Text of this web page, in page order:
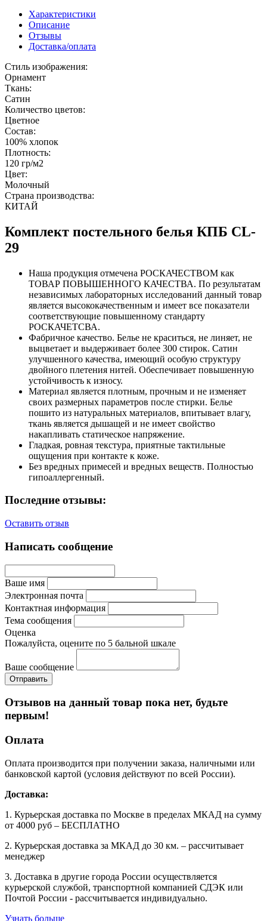
Характеристики
Описание
Отзывы
Доставка/оплата
Стиль изображения:
Орнамент
Ткань:
Сатин
Количество цветов:
Цветное
Состав:
100% хлопок
Плотность:
120 гр/м2
Цвет:
Молочный
Страна производства:
КИТАЙ
Комплект постельного белья КПБ CL-
29
Наша продукция отмечена РОСКАЧЕСТВОМ как
ТОВАР ПОВЫШЕННОГО КАЧЕСТВА. По результатам
независимых лабораторных исследований данный товар
является высококачественным и имеет все показатели
соответствующие повышенному стандарту
РОСКАЧЕТСВА.
Фабричное качество. Белье не краситься, не линяет, не
выцветает и выдерживает более 300 стирок. Сатин
улучшенного качества, имеющий особую структуру
двойного плетения нитей. Обеспечивает повышенную
устойчивость к износу.
Материал является плотным, прочным и не изменяет
своих размерных параметров после стирки. Белье
пошито из натуральных материалов, впитывает влагу,
ткань является дышащей и не имеет свойство
накапливать статическое напряжение.
Гладкая, ровная текстура, приятные тактильные
ощущения при контакте к коже.
Без вредных примесей и вредных веществ. Полностью
гипоаллергенный.
Последние отзывы:
Оставить отзыв
Написать сообщение
Ваше имя
Электронная почта
Контактная информация
Тема сообщения
Оценка
Пожалуйста, оцените по 5 бальной шкале
Ваше сообщение
Отзывов на данный товар пока нет, будьте
первым!
Оплата
Оплата производится при получении заказа, наличными или
банковской картой (условия действуют по всей России).
Доставка:
1. Курьерская доставка по Москве в пределах МКАД на сумму
от 4000 руб – БЕСПЛАТНО
2. Курьерская доставка за МКАД до 30 км. – рассчитывает
менеджер
3. Доставка в другие города России осуществляется
курьерской службой, транспортной компанией СДЭК или
Почтой России - рассчитывается индивидуально.
Узнать больше